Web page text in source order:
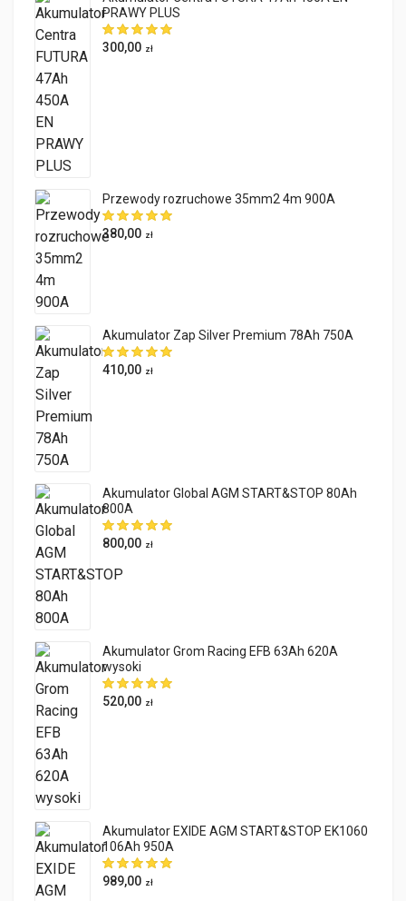
PRAWY PLUS
300,00 zł
Przewody rozruchowe 35mm2 4m 900A
380,00 zł
Akumulator Zap Silver Premium 78Ah 750A
410,00 zł
Akumulator Global AGM START&STOP 80Ah
800A
800,00 zł
Akumulator Grom Racing EFB 63Ah 620A
wysoki
520,00 zł
Akumulator EXIDE AGM START&STOP EK1060
106Ah 950A
989,00 zł